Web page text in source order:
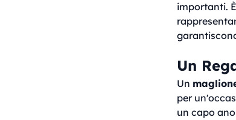
importanti.
Un
Un
per
un capo